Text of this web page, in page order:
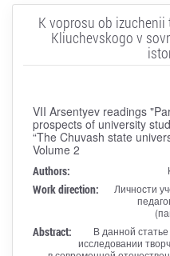
K voprosu ob izuchenii
Kliuchevskogo v
VII Arsentyev readings
prospects of university
“The Chuvash state
Volume 2
Authors:
Work direction:
Личности
Abstract:
В данной
исследовании